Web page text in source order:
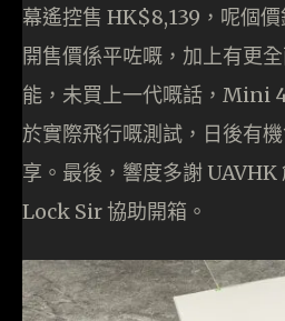
幕遙控售 HK$8,139，呢個
開售價係平咗嘅，加上有更
能，未買上一代嘅話，Mini
於實際飛行嘅測試，日後有
享。最後，響度多謝 UAVHK
Lock Sir 協助開箱。